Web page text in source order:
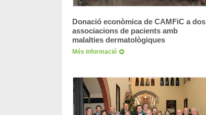
Donació econòmica de CAMFiC a dos
associacions de pacients amb
malalties dermatològiques
Més informació